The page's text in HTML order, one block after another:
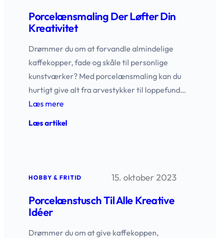
dit
spil
Porcelænsmaling Der Løfter Din
Kreativitet
Drømmer du om at forvandle almindelige
kaffekopper, fade og skåle til personlige
kunstværker? Med porcelænsmaling kan du
hurtigt give alt fra arvestykker til loppefund…
Læs mere
Læs artikel:
HOBBY & FRITID 15. oktober 2023
Porcelænstusch Til Alle Kreative
Idéer
Drømmer du om at give kaffekoppen,